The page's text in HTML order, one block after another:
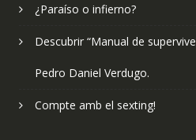
¿Paraíso o infierno?
Descubrir “Manual de
Pedro Daniel Verdugo.
Compte amb el sexting!